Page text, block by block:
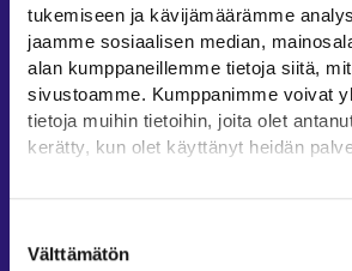
tukemiseen ja kävijämäärämme
jaamme sosiaalisen median,
alan kumppaneillemme tietoja siitä,
sivustoamme. Kumppanimme voivat
tietoja muihin tietoihin, joita olet
kerätty, kun olet käyttänyt heidän
Löydät tietoa evästeiden
Lue tarkemmin
valinta
Välttämätön
Työttömyysturvaneuvonta
Yritys- ja työnantaja-asiakkaan
Asiointi- ja Oma työpolku -osioiden
Tuki ja palaute
Työ- ja elinkeinoministeriö⁠